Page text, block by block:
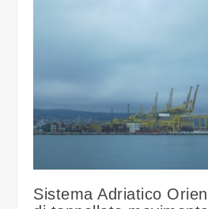
Sistema Adriatico